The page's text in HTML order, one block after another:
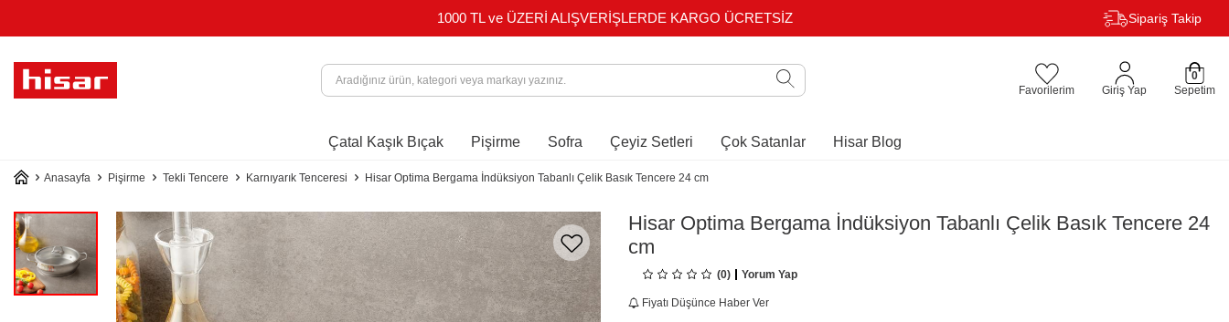
1000 TL ve ÜZERİ ALIŞVERİŞLERDE KARGO ÜCRETSİZ Sipariş Takip
Favorilerim Giriş Yap
0
Sepetim
Çatal Kaşık Bıçak Pişirme Sofra Çeyiz Setleri Çok Satanlar Hisar Blog
Anasayfa Pişirme Tekli Tencere Karnıyarık Tenceresi Hisar Optima Bergama İndüksiyon Tabanlı Çelik Basık Tencere 24 cm
Hisar Optima Bergama İndüksiyon Tabanlı Çelik Basık Tencere 24
cm
(0) Yorum Yap
Fiyatı Düşünce Haber Ver